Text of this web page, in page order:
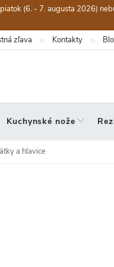
(6. - 7. augusta 2026)
zľava Kontakty
Kuchynské nože
a hlavice